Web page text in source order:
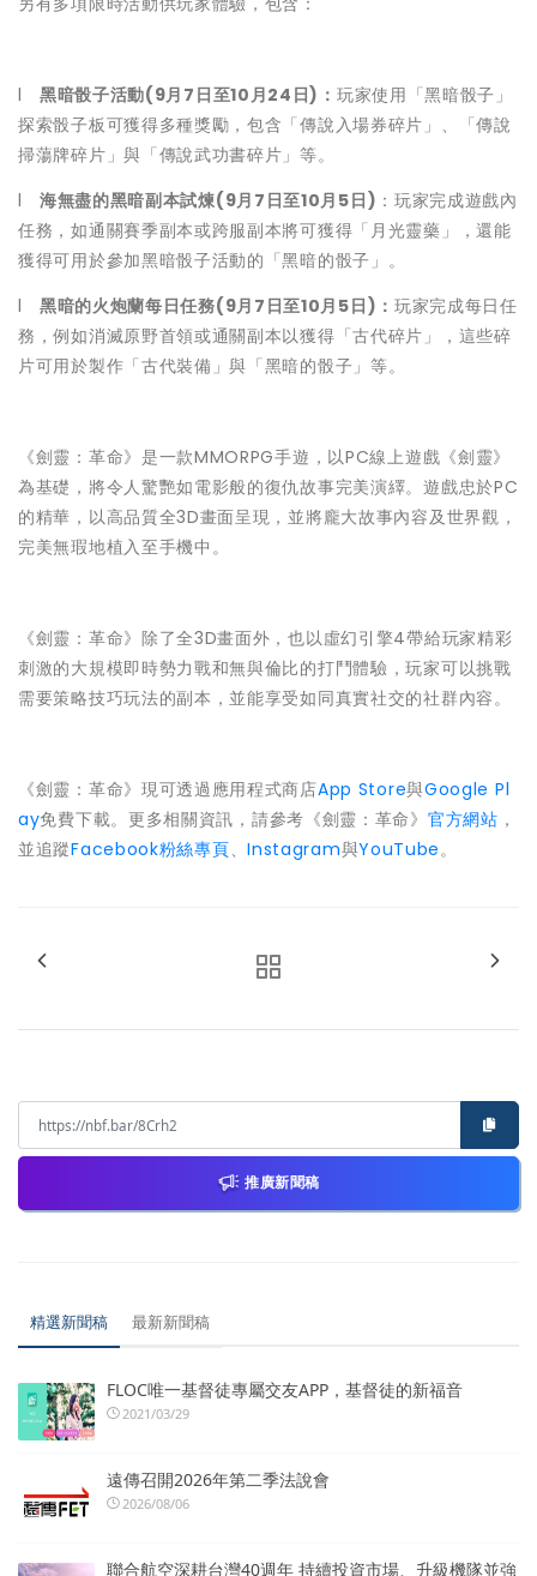
l 黑暗骰子活動(9月 7 日至10月24 日) ： 玩家使用「黑暗骰子」
探索骰子板可獲得多種獎勵，包含「傳說入場券碎片」、「傳說
掃蕩牌碎片」與「傳說武功書碎片」等。
l 海無盡的黑暗副本試煉(9月 7 日至10月 5日 ) ：玩家完成遊戲內
任務，如通關賽季副本或跨服副本將可獲得「月光靈藥」，還能
獲得可用於參加黑暗骰子活動的「黑暗的骰子」。
l 黑暗的火炮蘭每日任務(9月 7 日至10月 5日 ) ： 玩家完成每日任
務，例如消滅原野首領或通關副本以獲得「古代碎片」，這些碎
片可用於製作「古代裝備」與「黑暗的骰子」等。
《劍靈：革命》是一款MMORPG手遊，以PC線上遊戲《劍靈》
為基礎，將令人驚艷如電影般的復仇故事完美演繹。遊戲忠於PC
的精華，以高品質全3D畫面呈現，並將龐大故事內容及世界觀，
完美無瑕地植入至手機中。
《劍靈：革命》除了全3D畫面外，也以虛幻引擎4帶給玩家精彩
刺激的大規模即時勢力戰和無與倫比的打鬥體驗，玩家可以挑戰
需要策略技巧玩法的副本，並能享受如同真實社交的社群內容。
《劍靈：革命》現可透過應用程式商店App Store與Google Pl
ay免費下載。更多相關資訊，請參考《劍靈：革命》 官方網站 ，
並追蹤Facebook粉絲專頁、Instagram與YouTube。
推廣新聞稿
精選新聞稿 最新新聞稿
FLOC唯一基督徒專屬交友APP，基督徒的新福音
2021/03/29
遠傳召開2026年第二季法說會
2026/08/06
聯合航空深耕台灣40週年 持續投資市場、升級機隊並強